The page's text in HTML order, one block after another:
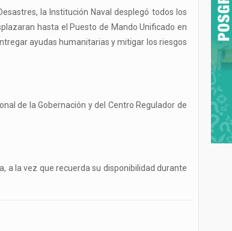
la Institución Naval desplegó todos los
hasta el Puesto de Mando Unificado en
ayudas humanitarias y mitigar los riesgos
de la Gobernación y del Centro Regulador de
a la vez que recuerda su disponibilidad durante